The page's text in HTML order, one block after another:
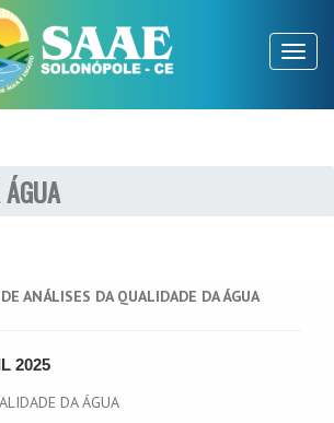
ANÁLISES DA QUALIDADE DA ÁGUA
2025
DA ÁGUA